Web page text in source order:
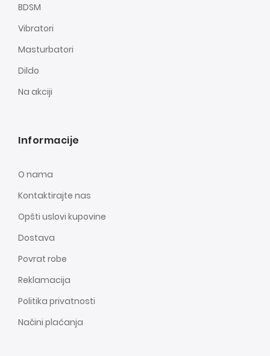
BDSM
Vibratori
Masturbatori
Dildo
Na akciji
Informacije
O nama
Kontaktirajte nas
Opšti uslovi kupovine
Dostava
Povrat robe
Reklamacija
Politika privatnosti
Načini plaćanja